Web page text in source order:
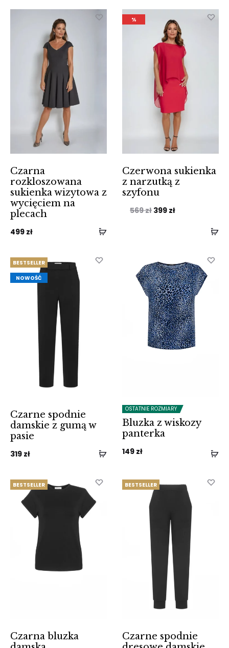
Czarna
rozkloszowana
sukienka wizytowa z
wycięciem na
plecach
499 zł
%
Czerwona sukienka
z narzutką z
szyfonu
569zł Pierwotna
399 złAktualna
BESTSELLER
NOWOŚĆ
Czarne spodnie
damskie z gumą w
pasie
319 zł
OSTATNIE ROZMIARY
Bluzka z wiskozy
panterka
149 zł
BESTSELLER
Czarna bluzka
BESTSELLER
Czarne spodnie